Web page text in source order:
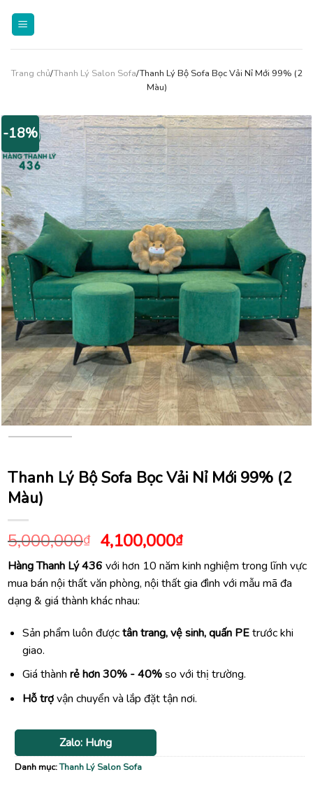
Trang chủ/Thanh Lý Salon Sofa/Thanh Lý Bộ Sofa Bọc Vải Nỉ Mới 99% (2
Màu)
-18%
Thanh Lý Bộ Sofa Bọc Vải Nỉ Mới 99% (2
Màu)
5,000,000₫ Giá
gốc
là:
5,000,000₫.
4,100,000₫Giá
hiện
tại
là:
Hàng Thanh Lý 436 với hơn 10 năm kinh nghiệm trong lĩnh vực
mua bán nội thất văn phòng, nội thất gia đình với mẫu mã đa
dạng & giá thành khác nhau:
Sản phẩm luôn đượctân trang, vệ sinh, quấn PEtrước khi
giao.
Giá thành rẻ hơn 30% - 40%so với thị trường.
Hỗ trợvận chuyển và lắp đặt tận nơi.
Zalo: Hưng
Danh mục:Thanh Lý Salon Sofa